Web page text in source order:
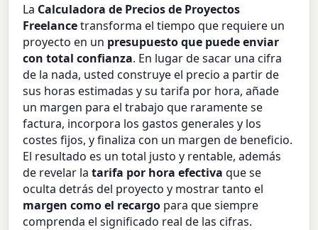
La Calculadora de Precios de Proyectos
Freelancetransforma el tiempo que requiere un
proyecto en un presupuesto que puede enviar
con total confianza. En lugar de sacar una cifra
de la nada, usted construye el precio a partir de
sus horas estimadas y su tarifa por hora, añade
un margen para el trabajo que raramente se
factura, incorpora los gastos generales y los
costes fijos, y finaliza con un margen de beneficio.
El resultado es un total justo y rentable, además
de revelar latarifa por hora efectiva que se
oculta detrás del proyecto y mostrar tanto el
margen como el recargo para que siempre
comprenda el significado real de las cifras.